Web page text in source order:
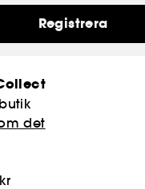
Registrera
det